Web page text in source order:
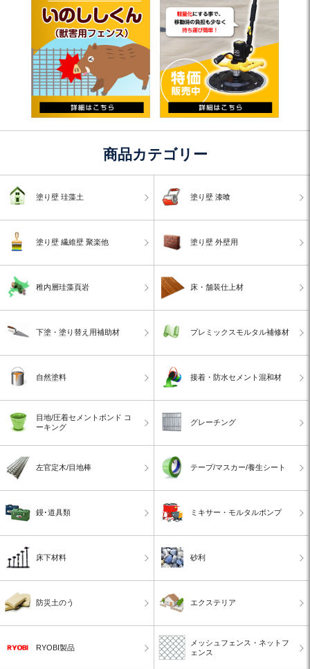
商品カテゴリー
塗り壁 珪藻土 塗り壁 漆喰
塗り壁 繊維壁 聚楽他 塗り壁 外壁用
稚内層珪藻頁岩 床・舗装仕上材
下塗・塗り替え用補助材 プレミックスモルタル補修材
自然塗料 接着・防水セメント混和材
目地/圧着セメントボンド コ
ーキング
グレーチング
左官定木/目地棒 テープ/マスカー/養生シート
鏝･道具類 ミキサー・モルタルポンプ
床下材料 砂利
防災土のう エクステリア
RYOBI製品
メッシュフェンス・ネットフ
ェンス